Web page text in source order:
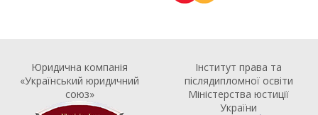
Юридична компанія
«Український юридичний
союз»
Інститут права та
післядипломної освіти
Міністерства юстиції
України